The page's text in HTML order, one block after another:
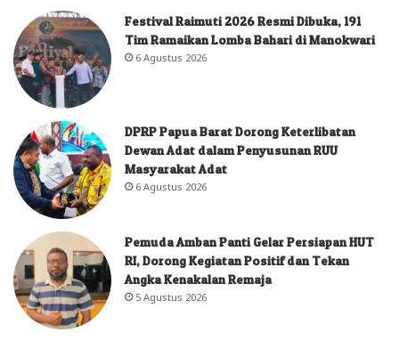
Festival Raimuti 2026 Resmi Dibuka, 191
Tim Ramaikan Lomba Bahari di Manokwari
6 Agustus 2026
DPRP Papua Barat Dorong Keterlibatan
Dewan Adat dalam Penyusunan RUU
Masyarakat Adat
6 Agustus 2026
Pemuda Amban Panti Gelar Persiapan HUT
RI, Dorong Kegiatan Positif dan Tekan
Angka Kenakalan Remaja
5 Agustus 2026